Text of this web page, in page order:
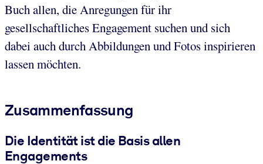
Buch allen, die Anregungen für ihr
gesellschaftliches Engagement suchen und sich
dabei auch durch Abbildungen und Fotos inspirieren
lassen möchten.
Zusammenfassung
Die Identität ist die Basis allen
Engagements